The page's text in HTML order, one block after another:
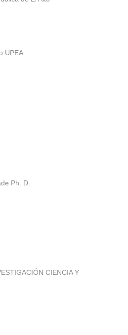
UPEA
Ph. D.
CIENCIA Y